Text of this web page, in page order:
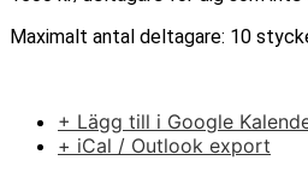
Maximalt antal deltagare: 10
+ Lägg till i Google
+ iCal / Outlook export